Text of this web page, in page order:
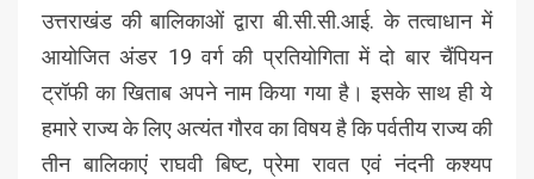
उत्तराखंड की बालिकाओं द्वारा बी.सी.सी.आई. के तत्वाधान में
आयोजित अंडर 19 वर्ग की प्रतियोगिता में दो बार चैंपियन
ट्रॉफी का खिताब अपने नाम किया गया है। इसके साथ ही ये
हमारे राज्य के लिए अत्यंत गौरव का विषय है कि पर्वतीय राज्य की
तीन बालिकाएं राघवी बिष्ट, प्रेमा रावत एवं नंदनी कश्यप